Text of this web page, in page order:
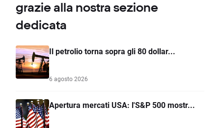
grazie alla nostra sezione
dedicata
Il petrolio torna sopra gli 80 dollar...
6 agosto 2026
Apertura mercati USA: l'S&P 500 mostr...